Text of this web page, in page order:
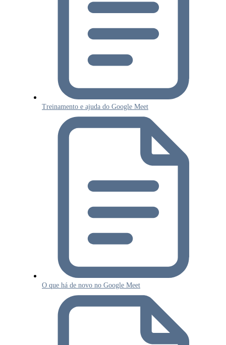
Treinamento e ajuda do Google Meet
O que há de novo no Google Meet